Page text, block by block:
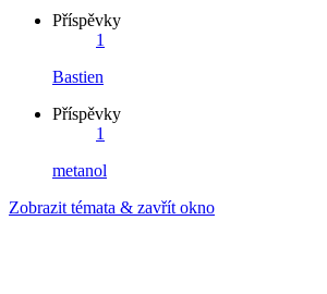
Příspěvky
1
Bastien
Příspěvky
1
metanol
Zobrazit témata & zavřít okno